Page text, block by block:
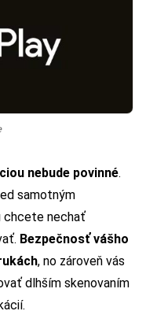
nebude povinné.
samotným
chcete nechať
Bezpečnosť vášho
, no zároveň vás
dlhším skenovaním